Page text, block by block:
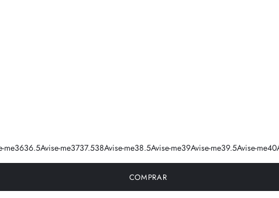
me3636.5Avise-me3737.538Avise-me38.5Avise-me39Avise-me39.5Avise-me40
COMPRAR